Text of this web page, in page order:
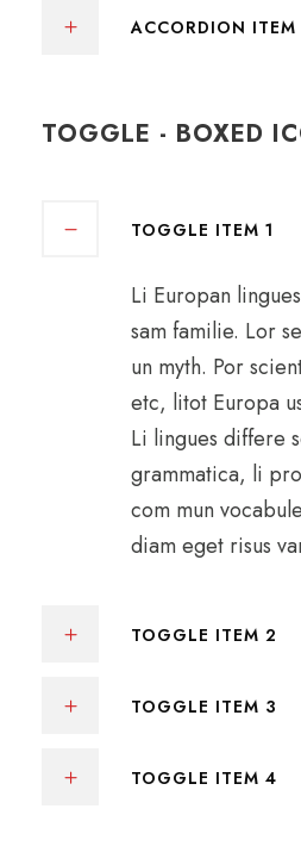
ACCORDION
TOGGLE - BOXED
TOGGLE ITEM 1
Li Europan
sam familie. Lor
un myth. Por
etc, litot Europa
Li lingues differe
grammatica, li
com mun
diam eget risus
TOGGLE ITEM 2
TOGGLE ITEM 3
TOGGLE ITEM 4